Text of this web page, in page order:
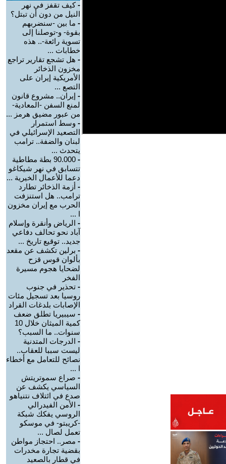
-كيف تقفز في نهر
النيل من دون أن تبتل؟
- ما بين -سنضربهم
بقوة- و-توصلنا إلى
تسوية رائعة-.. هذه
خطابات ...
- هل تشجع تقارير تراجع
مخزون الذخائر
الأمريكية إيران على
التصع ...
- إيران.. مشروع قانون
لمنع السفن -المعادية-
من عبور مضيق هرمز ...
- وسط استمرار
التصعيد الإسرائيلي في
لبنان والضفة.. ترامب
يتحدث ...
-
90.000 بطة مطاطية
تتسابق في نهر شيكاغو
دعما للأعمال الخيرية ...
- أزمة الذخائر تطارد
ترامب.. هل استنزفت
الحرب مع إيران مخزون
ا ...
- الرياض وأنقرة وإسلام
آباد نحو تحالف دفاعي
جديد.. توقيع تاريخ ...
- برلين تكشف عن مقعد
بألوان قوس قزح
لضحايا هجوم مسيرة
الفخر
- تحذير في جنوب
روسيا بعد تسجيل مئات
الإصابات بلدغات القراد
- سيبيريا تطلق ضعف
كمية الميثان خلال 10
سنوات.. ما السبب؟
- الدرجات المتدنية
ليست سببا للعقاب..
نصائح للتعامل مع أخطاء
ا ...
- صراع سموتريتش
السياسي يكشف عن
صدع في ائتلاف نتنياهو
- الأمن الفيدرالي
الروسي يفكك شبكة
-كريبتو- في موسكو
تعمل لصال ...
- مصر.. احتجاز مواطن
بقضية تجارة مخدرات
في قطار بالصعيد